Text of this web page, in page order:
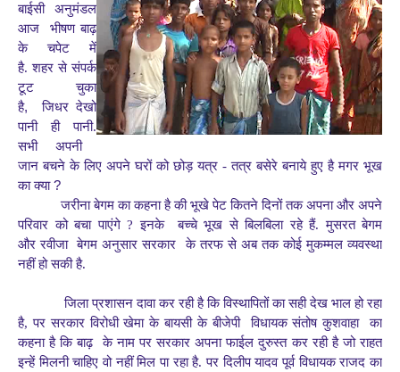
बाईसी
अनुमंडल
आज
भीषण बाढ़
के चपेट में
है. शहर से संपर्क
टूटचुका
है,जिधर देखो
पानी ही पानी.
सभी अपनी
जान बचने के लिए अपने घरों को छोड़ यत्र - तत्र बसेरे बनाये हुए है मगर भूख
का क्या?
जरीना बेगम का कहना है की भूखे पेट कितने दिनों तक अपना और अपने
परिवार को बचा पाएंगे? इनके बच्चे भूख सेबिलबिलारहेहैं. मुसरत बेगम
और रवीजा बेगम अनुसारसरकार के तरफ से अब तक कोईमुकम्मलव्यवस्था
नहीं हो सकी है.
जिला प्रशासन दावा कर रही हैकि विस्थापितों का सही देख भाल हो रहा
है,पर सरकारविरोधीखेमा के बायसीकेबीजेपी विधायक संतोष कुशवाहा
का
कहना हैकिबाढ़ के नाम पर सरकार अपना फाईल दुरुस्त कर रही है जो राहत
इन्हें मिलनी चाहिए वो नहीं मिल पा रहा है. परदिलीप यादव पूर्व विधायक राजद का